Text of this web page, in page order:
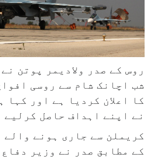
روس کے صدر ولادیمر پوتن
شب اچانک شام سے روسی
کا اعلان کردیا ہے اور کہا
نے اپنے اہداف حاصل کرلیے
کریملن سے جاری ہونے والے
کے مطابق صدر نے وزیر